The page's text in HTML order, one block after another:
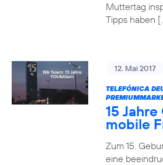
Muttertag
Tipps haben
12. Mai 2017
TELEFÓNICA
15 Jahre
mobile
Zum 15.
eine